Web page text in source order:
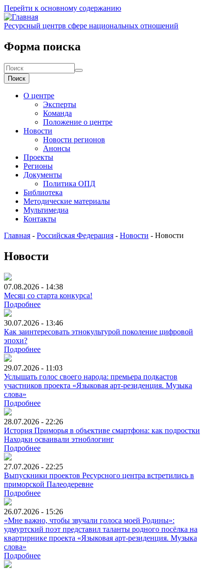
Перейти к основному содержанию
Ресурсный центрв сфере национальных отношений
Форма поиска
Поиск
О центре
Эксперты
Команда
Положение о центре
Новости
Новости регионов
Анонсы
Проекты
Регионы
Документы
Политика ОПД
Библиотека
Методические материалы
Мультимедиа
Контакты
Главная - Российская Федерация - Новости - Новости
Новости
07.08.2026 - 14:38
Месяц со старта конкурса!
Подробнее
30.07.2026 - 13:46
Как заинтересовать этнокультурой поколение цифровой
эпохи?
Подробнее
29.07.2026 - 11:03
Услышать голос своего народа: премьера подкастов
участников проекта «Языковая арт-резиденция. Музыка
слова»
Подробнее
28.07.2026 - 22:26
История Приморья в объективе смартфона: как подростки
Находки осваивали этноблогинг
Подробнее
27.07.2026 - 22:25
Выпускники проектов Ресурсного центра встретились в
приморской Палеодеревне
Подробнее
26.07.2026 - 15:26
«Мне важно, чтобы звучали голоса моей Родины»:
удмуртский поэт представил таланты родного посёлка на
квартирнике проекта «Языковая арт-резиденция. Музыка
слова»
Подробнее